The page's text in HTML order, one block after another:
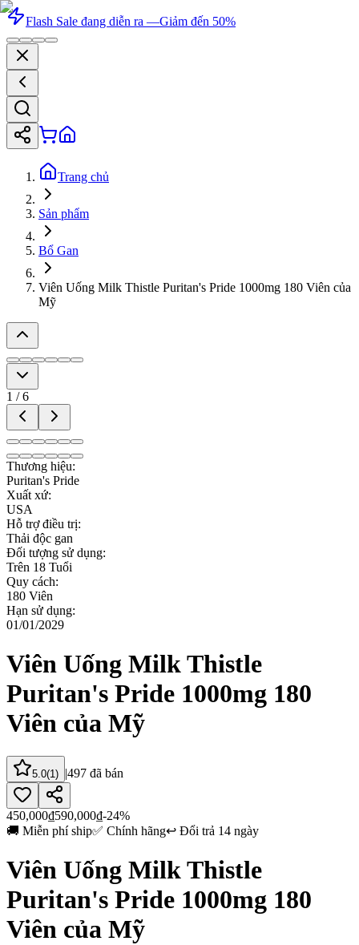
Flash Sale đang diễn ra —Giảm đến 50%
Trang chủ
Sản phẩm
Bổ Gan
Viên Uống Milk Thistle Puritan's Pride 1000mg 180 Viên của
Mỹ
1 /6
Thương hiệu:
Puritan's Pride
Xuất xứ:
USA
Hỗ trợ điều trị:
Thải độc gan
Đối tượng sử dụng:
Trên 18 Tuổi
Quy cách:
180 Viên
Hạn sử dụng:
01/01/2029
Viên Uống Milk Thistle
Puritan's Pride 1000mg 180
Viên của Mỹ
5.0(1 ) |497 đã bán
450,000₫590,000₫-24%
🚚 Miễn phí ship✅ Chính hãng↩️ Đổi trả 14 ngày
Viên Uống Milk Thistle
Puritan's Pride 1000mg 180
Viên của Mỹ